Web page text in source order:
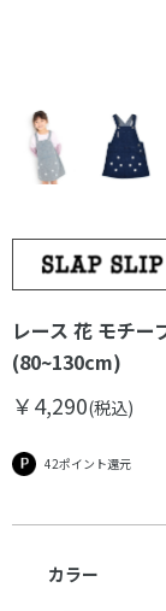
レース 花 モチー
(80~130cm)
￥4,290(税込)
42ポイント還元
カラー